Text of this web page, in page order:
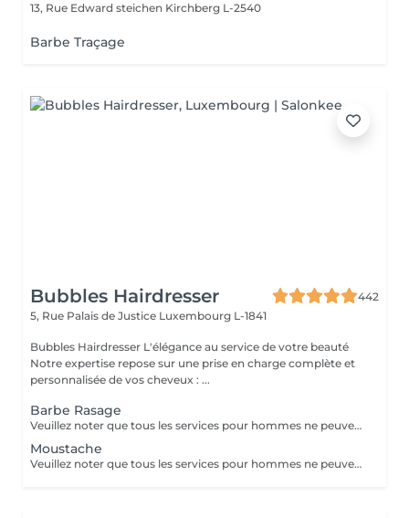
13, Rue Edward steichen Kirchberg L-2540
Barbe Traçage
Bubbles Hairdresser
442
5, Rue Palais de Justice Luxembourg L-1841
Bubbles Hairdresser L'élégance au service de votre beauté
Notre expertise repose sur une prise en charge complète et
personnalisée de vos cheveux : ...
Barbe Rasage
Veuillez noter que tous les services pour hommes ne peuvent PAS être réservés en ligne. Merci d'appeler ou de passer pour réserver ces derniers. Quiconque ne respecte pas cela et réserve un service pour femme à la place ou utilise le compte d'une femme pour bloquer du temps pour le service d'un homme sera bloqué de toutes les réservations futures.
Moustache
Veuillez noter que tous les services pour hommes ne peuvent PAS être réservés en ligne. Merci d'appeler ou de passer pour réserver ces derniers. Quiconque ne respecte pas cela et réserve un service pour femme à la place ou utilise le compte d'une femme pour bloquer du temps pour le service d'un homme sera bloqué de toutes les réservations futures.